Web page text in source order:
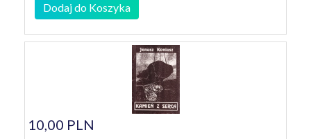
Dodaj do Koszyka
10,00 PLN